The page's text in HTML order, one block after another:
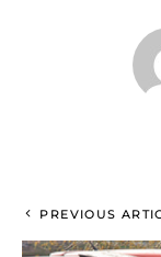
PREVIOUS